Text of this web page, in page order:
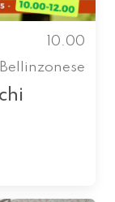
10.00
Bellinzonese